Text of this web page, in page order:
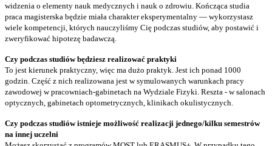
widzenia o elementy nauk medycznych i nauk o zdrowiu. Kończąca studia
praca magisterska będzie miała charakter eksperymentalny — wykorzystasz
wiele kompetencji, których nauczyliśmy Cię podczas studiów, aby postawić i
zweryfikować hipotezę badawczą.
Czy podczas studiów będziesz realizować praktyki
To jest kierunek praktyczny, więc ma dużo praktyk. Jest ich ponad 1000
godzin. Część z nich realizowana jest w symulowanych warunkach pracy
zawodowej w pracowniach-gabinetach na Wydziale Fizyki. Reszta - w salonach
optycznych, gabinetach optometrycznych, klinikach okulistycznych.
Czy podczas studiów istnieje możliwość realizacji jednego/kilku semestrów
na innej uczelni